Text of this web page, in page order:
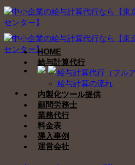
Skip
to
content
HOME
給与計算代行
給与計算代行（フル
給与計算の流れ
内製化ツール提供
顧問労務士
業務代行
料金表
導入事例
運営会社